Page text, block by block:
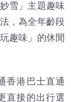
雪」主題趣味
，為全年齡段
趣味」的休閒
香港巴士直通
直接的出行選